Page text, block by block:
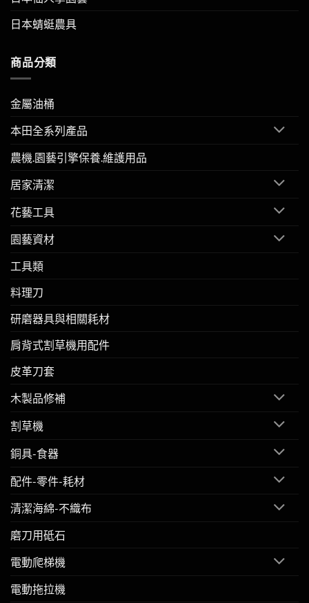
日本蜻蜓農具
商品分類
金屬油桶
本田全系列產品
農機.園藝引擎保養.維護用品
居家清潔
花藝工具
園藝資材
工具類
料理刀
研磨器具與相關耗材
肩背式割草機用配件
皮革刀套
木製品修補
割草機
銅具-食器
配件-零件-耗材
清潔海綿-不織布
磨刀用砥石
電動爬梯機
電動拖拉機